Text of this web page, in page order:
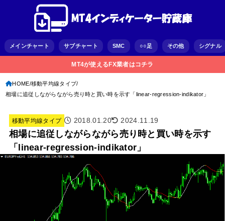
メインチャート サブチャート SMC ○○足 その他 シグナル
MT4が使えるFX業者はコチラ
HOME 移動平均線タイプ
相場に追従しながらながら売り時と買い時を示す「linear-regression-indikator」
移動平均線タイプ 2018.01.20 2024.11.19
相場に追従しながらながら売り時と買い時を示す
「linear-regression-indikator」